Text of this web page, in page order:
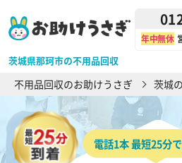
茨城県那珂市の不用品回収
年中無休
不用品回収のお助けうさぎ 茨城
電話1本 最短25分